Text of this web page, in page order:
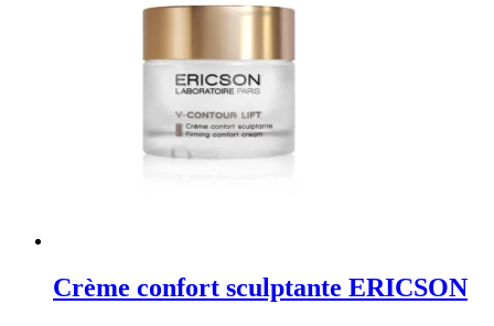
Crème confort sculptante ERICSON